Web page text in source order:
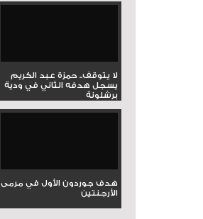
لا يتوقف.. حمزة عبد الكريم
يسجل هدفه الثاني في ودية
برشلونة
هدف جوردون الأول في مرمى
الأرجنتين